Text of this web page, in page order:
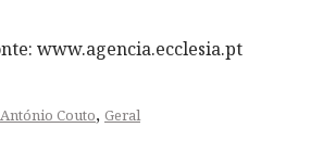
www.agencia.ecclesia.pt
Couto, Geral